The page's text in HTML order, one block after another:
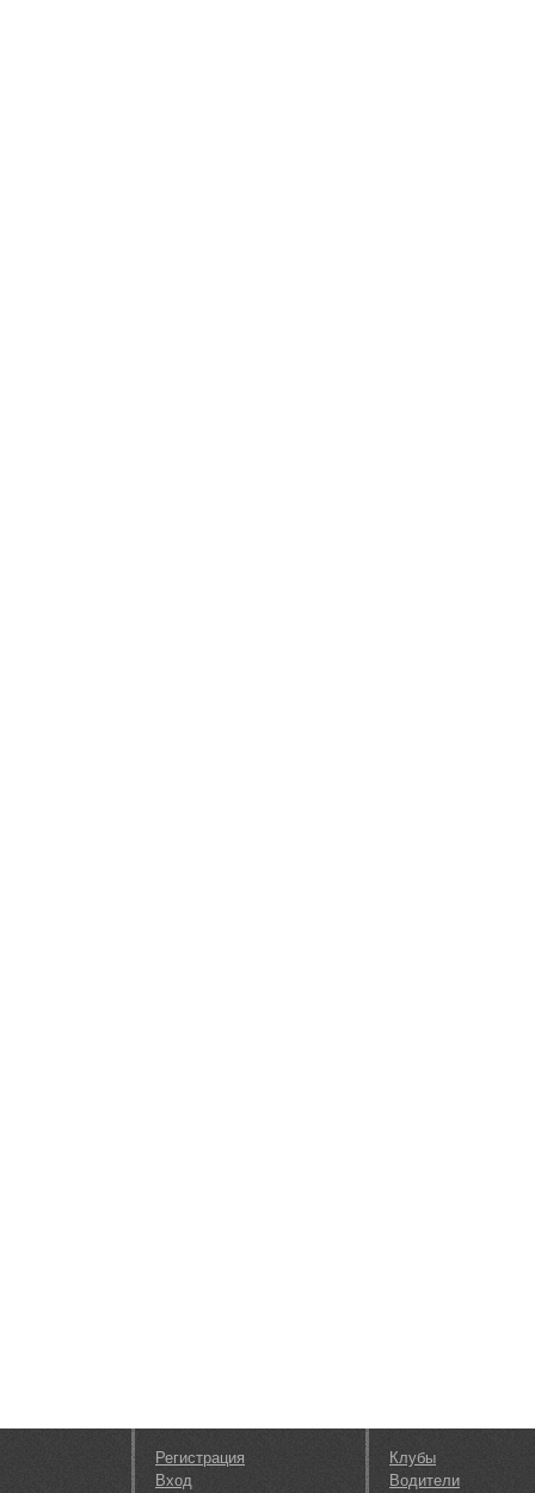
Регистрация
Вход
Клубы
Водители